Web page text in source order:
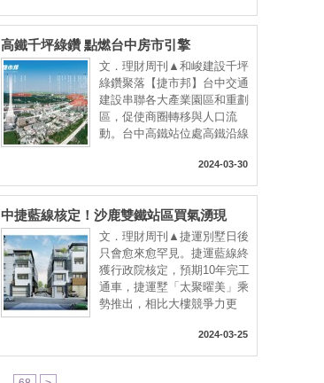
高鐵千坪綠鑽 點燃台中房市引擎
文．理財周刊▲和峻建設千坪
綠鑽聚落【捷市邦】台中交通
建設串聯各大產業園區和重劃
區，促使商圈轉移與人口流
動。台中高鐵站位處高鐵沿線
2024-03-30
中捷藍線核定！沙鹿雙鐵站區買氣湧現
文．理財周刊▲捷運別墅日後
只會愈來愈罕見。捷運藍線終
獲行政院核定，預期10年完工
通車，捷運墅「太聚曜美」乘
勢推出，相比大樓競爭力更
2024-03-25